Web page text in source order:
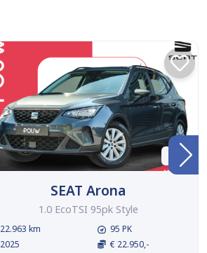
BTW
SEAT Arona
1.0 EcoTSI 95pk Style
22.963 km
2025
95 PK
€ 22.950,-